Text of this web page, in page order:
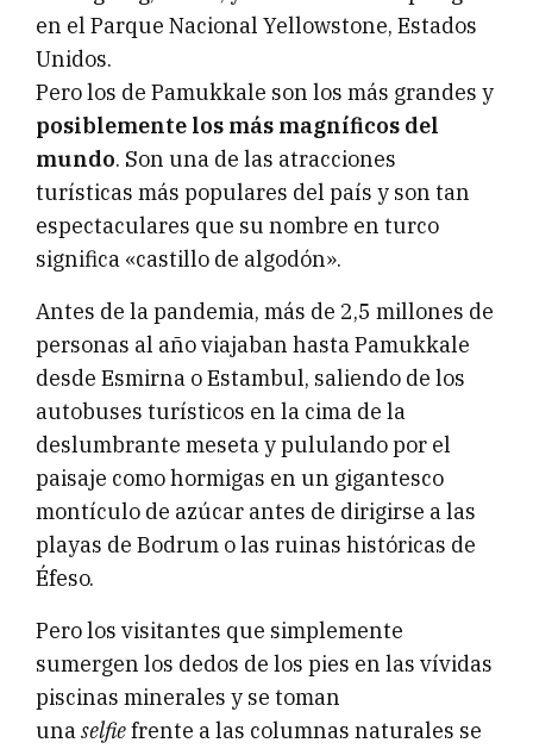
en el Parque Nacional Yellowstone, Estados
Unidos.
Pero los de Pamukkale son los más grandes y
posiblemente los más magníficos del
mundo. Son una de las atracciones
turísticas más populares del país y son tan
espectaculares que su nombre en turco
significa «castillo de algodón».
Antes de la pandemia, más de 2,5 millones de
personas al año viajaban hasta Pamukkale
desde Esmirna o Estambul, saliendo de los
autobuses turísticos en la cima de la
deslumbrante meseta y pululando por el
paisaje como hormigas en un gigantesco
montículo de azúcar antes de dirigirse a las
playas de Bodrum o las ruinas históricas de
Éfeso.
Pero los visitantes que simplemente
sumergen los dedos de los pies en las vívidas
piscinas minerales y se toman
unaselfiefrente a las columnas naturales se